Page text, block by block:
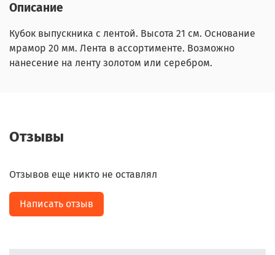
Описание
Кубок выпускника с лентой. Высота 21 см. Основание
мрамор 20 мм. Лента в ассортименте. Возможно
нанесение на ленту золотом или серебром.
Отзывы
Отзывов еще никто не оставлял
Написать отзыв